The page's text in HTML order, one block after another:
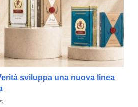
sviluppa una nuova linea